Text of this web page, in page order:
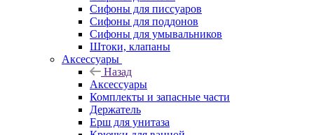
Сифоны для писсуаров
Сифоны для поддонов
Сифоны для умывальников
Штоки, клапаны
Аксессуары
Назад
Аксессуары
Комплекты и запасные части
Держатель
Ерш для унитаза